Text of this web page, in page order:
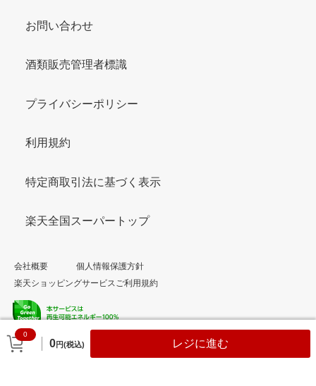
0
0円(税込) レジに進む
お問い合わせ
酒類販売管理者標識
プライバシーポリシー
利用規約
特定商取引法に基づく表示
楽天全国スーパートップ
会社概要
個人情報保護方針
楽天ショッピングサービスご利用規約
© Rakuten Group, Inc.